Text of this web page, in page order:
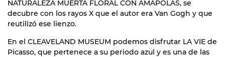
NATURALEZA MUERTA FLORAL CON AMAPOLAS, se
decubre con los rayos X que el autor era Van Gogh y que
reutilizó ese lienzo.
En el CLEAVELAND MUSEUM podemos disfrutar LA VIE de
Picasso, que pertenece a su periodo azul y es una de las